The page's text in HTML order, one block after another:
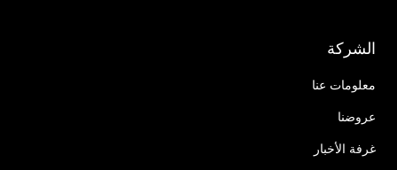
الشركة
معلومات عنا
عروضنا
غرفة الأخبار